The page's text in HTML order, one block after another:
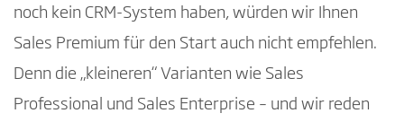
noch kein CRM-System haben, würden wir Ihnen
Sales Premium für den Start auch nicht empfehlen.
Denn die „kleineren“ Varianten wie Sales
Professional und Sales Enterprise – und wir reden